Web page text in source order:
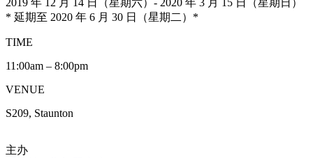
2019 年 12 月 14 日（星期六）- 2020 年 3 月 15 日（星期日）
* 延期至 2020 年 6 月 30 日（星期二）*
TIME
11:00am – 8:00pm
VENUE
S209, Staunton
主办